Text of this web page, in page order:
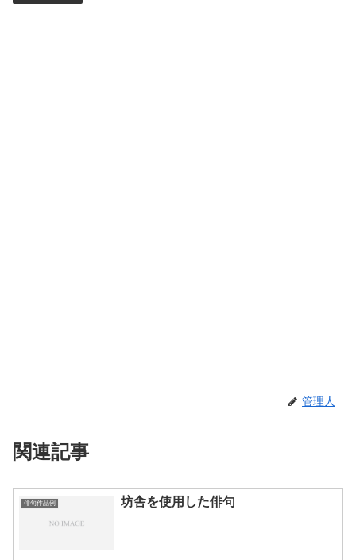
管理人
関連記事
俳句作品例 坊舎を使用した俳句